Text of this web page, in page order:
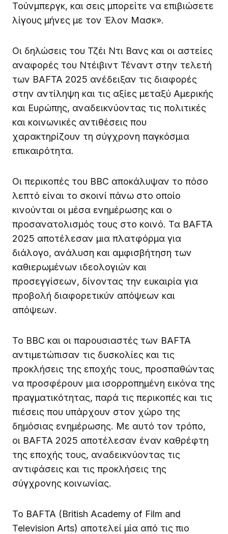
Τούνμπεργκ, και σεις μπορείτε να επιβιώσετε
λίγους μήνες με τον Έλον Μασκ».
Oι δηλώσεις του Τζέι Ντι Βανς και οι αστείες
αναφορές του Ντέιβιντ Τέναντ στην τελετή
των BAFTA 2025 ανέδειξαν τις διαφορές
στην αντίληψη και τις αξίες μεταξύ Αμερικής
και Ευρώπης, αναδεικνύοντας τις πολιτικές
και κοινωνικές αντιθέσεις που
χαρακτηρίζουν τη σύγχρονη παγκόσμια
επικαιρότητα.
Οι περικοπές του BBC αποκάλυψαν το πόσο
λεπτό είναι το σκοινί πάνω στο οποίο
κινούνται οι μέσα ενημέρωσης και ο
προσανατολισμός τους στο κοινό. Τα BAFTA
2025 αποτέλεσαν μια πλατφόρμα για
διάλογο, ανάλυση και αμφισβήτηση των
καθιερωμένων ιδεολογιών και
προσεγγίσεων, δίνοντας την ευκαιρία για
προβολή διαφορετικύν απόψεων και
απόψεων.
Το BBC και οι παρουσιαστές των BAFTA
αντιμετώπισαν τις δυσκολίες και τις
προκλήσεις της εποχής τους, προσπαθώντας
να προσφέρουν μια ισορροπημένη εικόνα της
πραγματικότητας, παρά τις περικοπές και τις
πιέσεις που υπάρχουν στον χώρο της
δημόσιας ενημέρωσης. Με αυτό τον τρόπο,
οι BAFTA 2025 αποτέλεσαν έναν καθρέφτη
της εποχής τους, αναδεικνύοντας τις
αντιφάσεις και τις προκλήσεις της
σύγχρονης κοινωνίας.
Το BAFTA (British Academy of Film and
Television Arts) αποτελεί μία από τις πιο